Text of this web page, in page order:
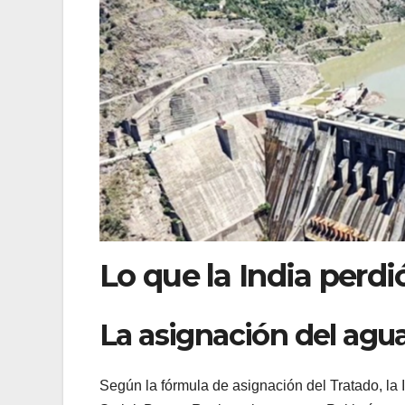
Lo que la India
La asignación del
Según la fórmula de asignación del Tratado,